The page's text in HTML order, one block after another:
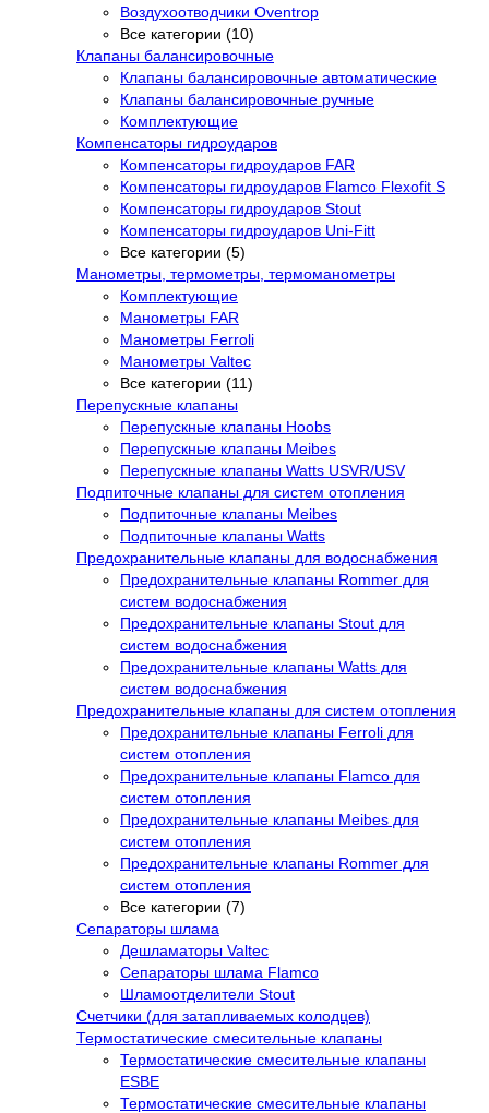
Воздухоотводчики Oventrop
Все категории (10)
Клапаны балансировочные
Клапаны балансировочные автоматические
Клапаны балансировочные ручные
Комплектующие
Компенсаторы гидроударов
Компенсаторы гидроударов FAR
Компенсаторы гидроударов Flamco Flexofit S
Компенсаторы гидроударов Stout
Компенсаторы гидроударов Uni-Fitt
Все категории (5)
Манометры, термометры, термоманометры
Комплектующие
Манометры FAR
Манометры Ferroli
Манометры Valtec
Все категории (11)
Перепускные клапаны
Перепускные клапаны Hoobs
Перепускные клапаны Meibes
Перепускные клапаны Watts USVR/USV
Подпиточные клапаны для систем отопления
Подпиточные клапаны Meibes
Подпиточные клапаны Watts
Предохранительные клапаны для водоснабжения
Предохранительные клапаны Rommer для
систем водоснабжения
Предохранительные клапаны Stout для
систем водоснабжения
Предохранительные клапаны Watts для
систем водоснабжения
Предохранительные клапаны для систем отопления
Предохранительные клапаны Ferroli для
систем отопления
Предохранительные клапаны Flamco для
систем отопления
Предохранительные клапаны Meibes для
систем отопления
Предохранительные клапаны Rommer для
систем отопления
Все категории (7)
Сепараторы шлама
Дешламаторы Valtec
Сепараторы шлама Flamco
Шламоотделители Stout
Счетчики (для затапливаемых колодцев)
Термостатические смесительные клапаны
Термостатические смесительные клапаны
ESBE
Термостатические смесительные клапаны